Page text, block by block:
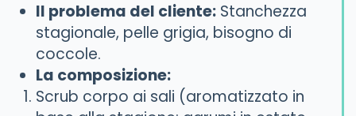
Il problema del cliente: Stanchezza
stagionale, pelle grigia, bisogno di
coccole.
La composizione:
Scrub corpo ai sali (aromatizzato in